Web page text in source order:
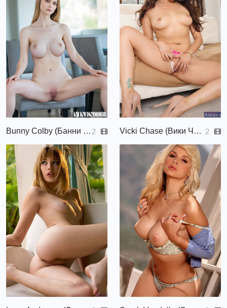
Bunny Colby (Банни Колби, Надя Набакова, Nadya Babakova, Nadya Nabakova) 2 Vicki Chase (Вики Чейз, Vicki Chase) 2